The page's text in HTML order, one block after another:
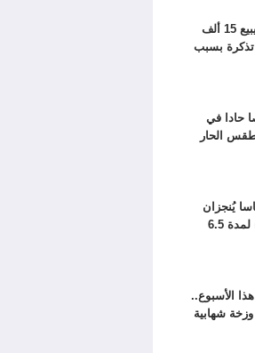
طرابزون سبور يبيع 15 ألف
ألف تذكرة بسبب
حادا في
الحار
يُنجزان
سيراً في الفضاء لمدة 6.5
الأسبوع..
شهابية